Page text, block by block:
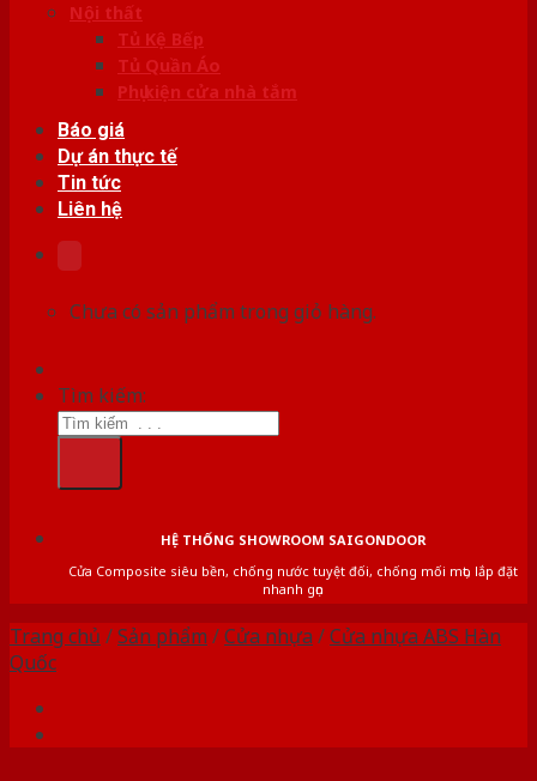
Nội thất
Tủ Kệ Bếp
Tủ Quần Áo
Phụ kiện cửa nhà tắm
Báo giá
Dự án thực tế
Tin tức
Liên hệ
Chưa có sản phẩm trong giỏ hàng.
Tìm kiếm:
HỆ THỐNG SHOWROOM SAIGONDOOR
Cửa Composite siêu bền, chống nước tuyệt đối, chống mối mọt, lắp đặt
nhanh gọn
Trang chủ /Sản phẩm /Cửa nhựa /Cửa nhựa ABS Hàn
Quốc